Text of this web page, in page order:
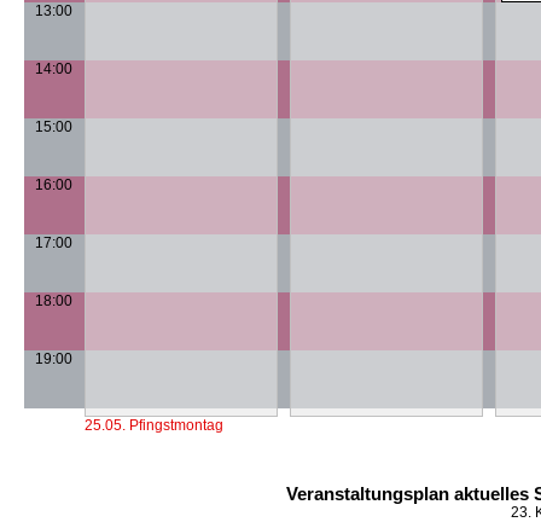
13:00
14:00
15:00
16:00
17:00
18:00
19:00
25.05. Pfingstmontag
Veranstaltungsplan aktuelles
23.